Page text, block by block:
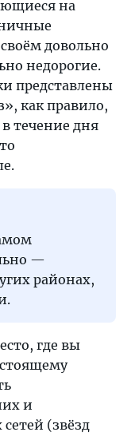
на
довольно
недорогие.
представлены
как правило,
течение дня
—
районах,
где вы
и
(звёзд